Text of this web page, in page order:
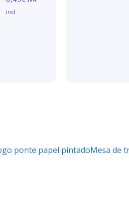
incl.